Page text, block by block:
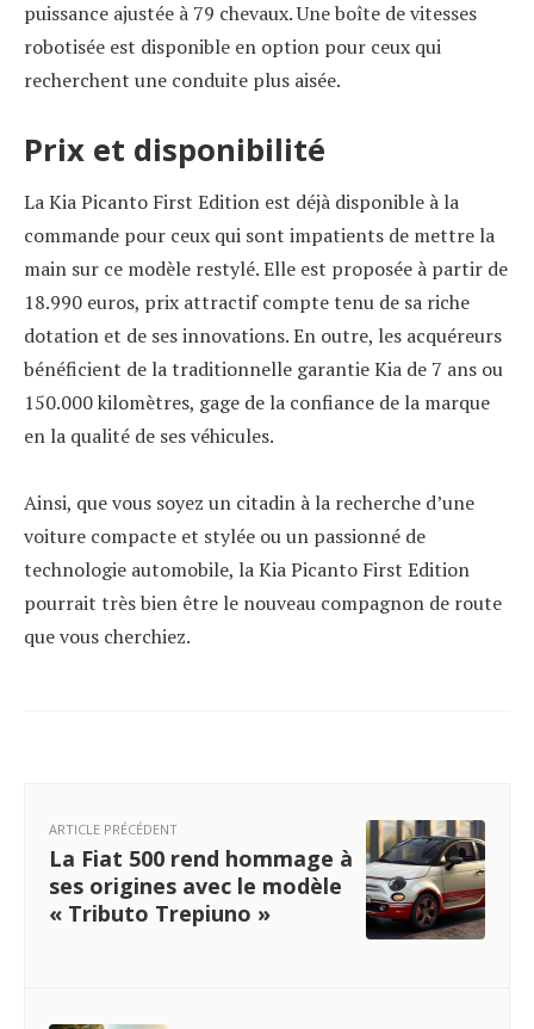
puissance ajustée à 79 chevaux. Une boîte de vitesses
robotisée est disponible en option pour ceux qui
recherchent une conduite plus aisée.
Prix et disponibilité
La Kia Picanto First Edition est déjà disponible à la
commande pour ceux qui sont impatients de mettre la
main sur ce modèle restylé. Elle est proposée à partir de
18.990 euros, prix attractif compte tenu de sa riche
dotation et de ses innovations. En outre, les acquéreurs
bénéficient de la traditionnelle garantie Kia de 7 ans ou
150.000 kilomètres, gage de la confiance de la marque
en la qualité de ses véhicules.
Ainsi, que vous soyez un citadin à la recherche d’une
voiture compacte et stylée ou un passionné de
technologie automobile, la Kia Picanto First Edition
pourrait très bien être le nouveau compagnon de route
que vous cherchiez.
ARTICLE PRÉCÉDENT
La Fiat 500 rend hommage à
ses origines avec le modèle
« Tributo Trepiuno »